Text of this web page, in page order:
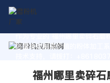
作为专业的 福州哪里卖碎石磨
您量身定制高价值的粉体加工
福州哪里卖碎